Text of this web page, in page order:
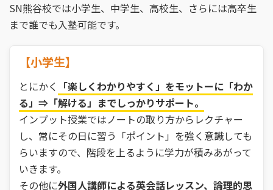
SN熊谷校では小学生、中学生、高校生、さらには高卒生
まで誰でも入塾可能です。
【小学生】
とにかく 「楽しくわかりやすく」をモットーに「わか
る」⇒「解ける」までしっかりサポート。
インプット授業ではノートの取り方からレクチャー
し、常にその日に習う「ポイント」を強く意識しても
らいますので、階段を上るように学力が積みあがって
いきます。
その他に外国人講師による英会話レッスン、論理的思